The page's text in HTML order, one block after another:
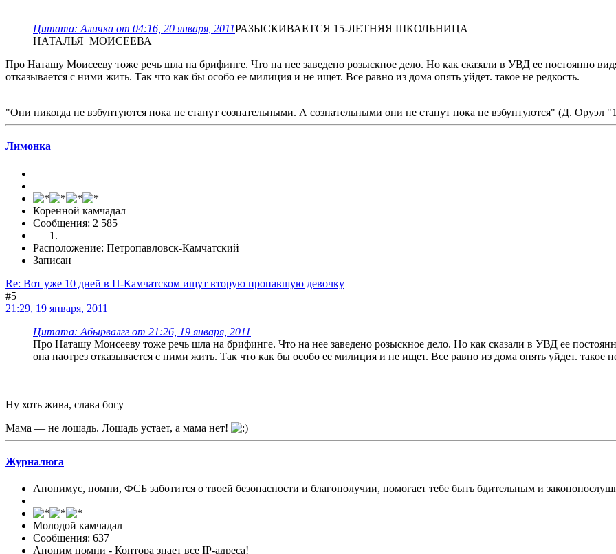
Цитата: Аличка от 04:16, 20 января, 2011РАЗЫСКИВАЕТСЯ 15-ЛЕТНЯЯ ШКОЛЬНИЦА
НАТАЛЬЯ МОИСЕЕВА
Про Наташу Моисееву тоже речь шла на брифинге. Что на нее заведено розыскное дело. Но как сказали в УВД ее постоянно
отказывается с ними жить. Так что как бы особо ее милиция и не ищет. Все равно из дома опять уйдет. такое не редкость.
"Они никогда не взбунтуются пока не станут сознательными. А сознательными они не станут пока не взбунтуются" (Д. Оруэл
Лимонка
Коренной камчадал
Сообщения: 2 585
Расположение: Петропавловск-Камчатский
Записан
Re: Вот уже 10 дней в П-Камчатском ищут вторую пропавшую девочку
#5
21:29, 19 января, 2011
Цитата: Абырвалгг от 21:26, 19 января, 2011
Про Наташу Моисееву тоже речь шла на брифинге. Что на нее заведено розыскное дело. Но как сказали в УВД ее
она наотрез отказывается с ними жить. Так что как бы особо ее милиция и не ищет. Все равно из дома опять уйдет. такое
Ну хоть жива, слава богу
Мама — не лошадь. Лошадь устает, а мама нет!
Журналюга
Анонимус, помни, ФСБ заботится о твоей безопасности и благополучии, помогает тебе быть бдительным и
Молодой камчадал
Сообщения: 637
Аноним помни - Контора знает все IP-адреса!